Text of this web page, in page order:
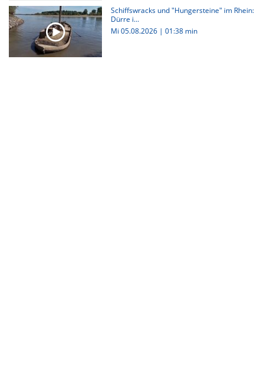
Schiffswracks und "Hungersteine" im Rhein:
Dürre i...
Mi 05.08.2026 | 01:38 min